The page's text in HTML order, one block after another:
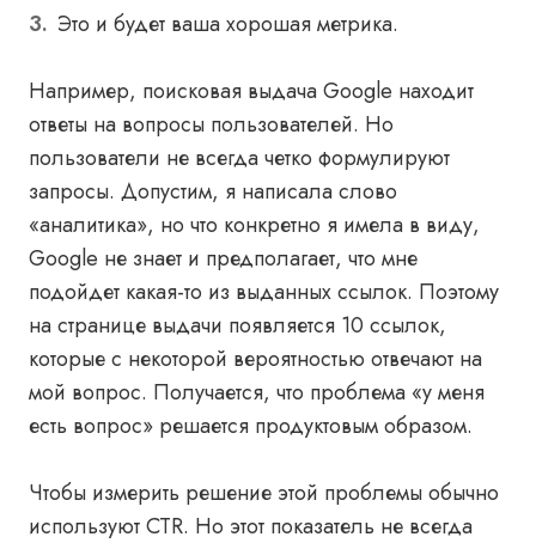
Это и будет ваша хорошая метрика.
Например, поисковая выдача Google находит
ответы на вопросы пользователей. Но
пользователи не всегда четко формулируют
запросы. Допустим, я написала слово
«аналитика», но что конкретно я имела в виду,
Google не знает и предполагает, что мне
подойдет какая-то из выданных ссылок. Поэтому
на странице выдачи появляется 10 ссылок,
которые с некоторой вероятностью отвечают на
мой вопрос. Получается, что проблема «у меня
есть вопрос» решается продуктовым образом.
Чтобы измерить решение этой проблемы обычно
используют CTR. Но этот показатель не всегда